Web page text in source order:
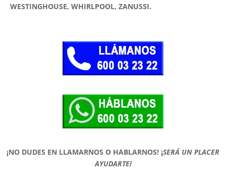
WESTINGHOUSE, WHIRLPOOL, ZANUSSI.
¡NO DUDES EN LLAMARNOS O HABLARNOS! ¡SERÁ UN PLACER
AYUDARTE!